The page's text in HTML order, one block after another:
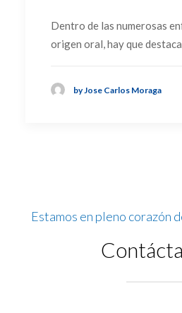
Dentro de las numerosas
origen oral, hay que
by Jose Carlos Moraga
Estamos en pleno corazón